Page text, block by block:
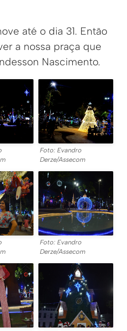
até o dia 31. Então
a nossa praça que
Nascimento.
Foto: Evandro
Derze/Assecom
Foto: Evandro
Derze/Assecom